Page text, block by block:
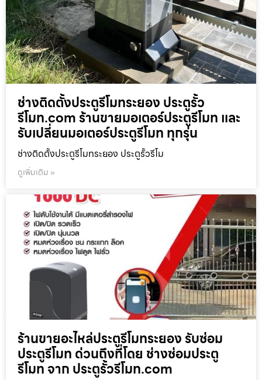
ช่างติดตั้งประตูรีโมทระยอง ประตูรั้ว
รีโมท.com ร้านขายมอเตอร์ประตูรีโมท และ
รับเปลี่ยนมอเตอร์ประตูรีโมท ทุกรุ่น
ช่างติดตั้งประตูรีโมทระยอง ประตูรั้วรีโม
ดูเพิ่มเติม »
ร้านขายอะไหล่ประตูรีโมทระยอง รับซ่อม
ประตูรีโมท ด่วนถึงที่โดย ช่างซ่อมประตู
รีโมท จาก ประตูรั้วรีโมท.com